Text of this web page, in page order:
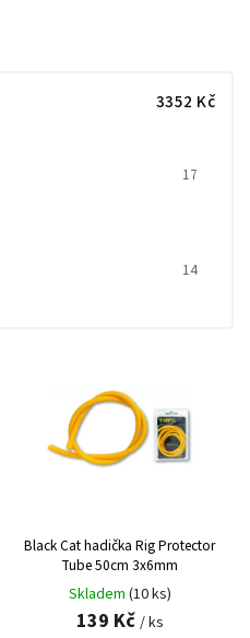
3352 Kč
17
14
Black Cat hadička Rig Protector
Tube 50cm 3x6mm
Skladem (10 ks)
139 Kč / ks